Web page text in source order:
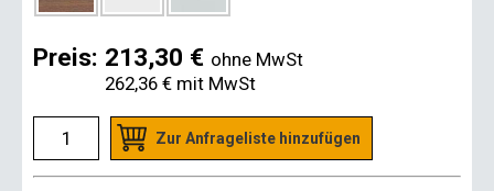
Preis: 213,30 € ohne MwSt
262,36 € mit MwSt
Zur Anfrageliste hinzufügen